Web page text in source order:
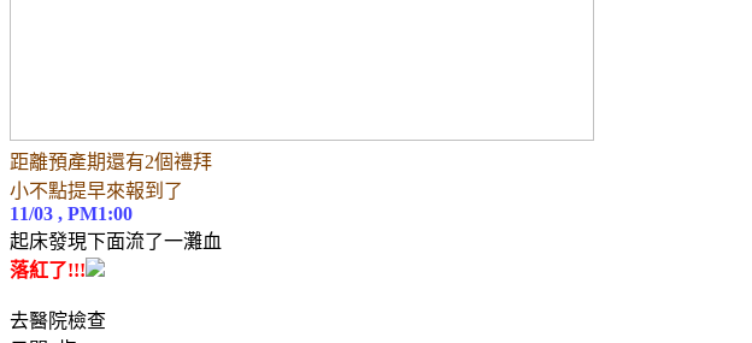
距離預產期還有2個禮拜
小不點提早來報到了
11/03 , PM1:00
起床發現下面流了一灘血
落紅了!!!
去醫院檢查